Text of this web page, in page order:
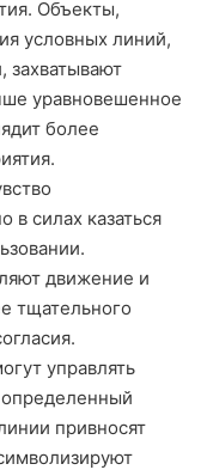
Объекты,
условных линий,
захватывают
уравновешенное
более
в силах казаться
движение и
тщательного
управлять
определенный
привносят